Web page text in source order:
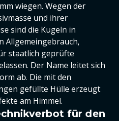
wiegen. Wegen der
und ihrer
sind die Kugeln in
Allgemeingebrauch,
staatlich geprüfte
Der Name leitet sich
ab. Die mit den
gefüllte Hülle erzeugt
am Himmel.
für den